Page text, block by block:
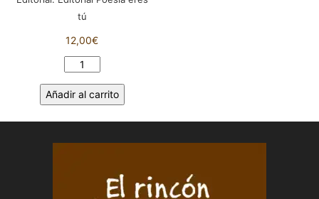
tú
12,00€
ABRE
OJOS
BECEDAS
Añadir al carrito